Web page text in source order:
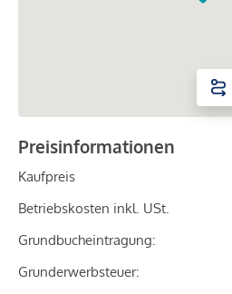
Preisinformationen
Kaufpreis
Betriebskosten inkl. USt.
Grundbucheintragung:
Grunderwerbsteuer: